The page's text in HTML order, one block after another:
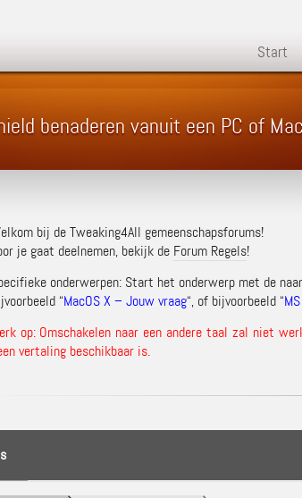
Start
benaderen vanuit een PC of
bij de Tweaking4All gemeenschapsforums!
je gaat deelnemen, bekijk de Forum Regels!
onderwerpen: Start het onderwerp met de
“MacOS X – Jouw vraag“, of bijvoorbeeld “
op: Omschakelen naar een andere taal zal niet
vertaling beschikbaar is.